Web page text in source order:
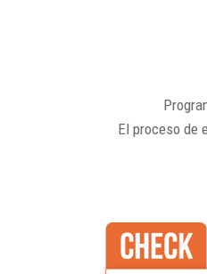
El proceso de